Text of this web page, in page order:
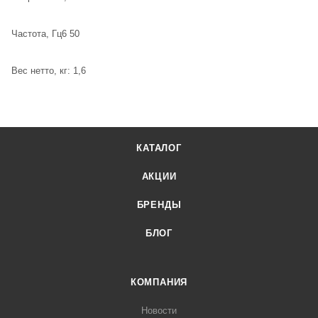
Частота, Гц6 50
Вес нетто, кг: 1,6
КАТАЛОГ
АКЦИИ
БРЕНДЫ
БЛОГ
КОМПАНИЯ
Новости